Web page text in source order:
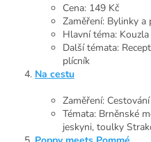
Cena: 149 Kč
Zaměření: Bylinky a
Hlavní téma:
Další témata:
plícník
Na cestu
Zaměření:
Témata: Brněnské
jeskyni, toulky